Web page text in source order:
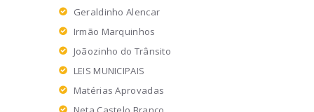
Geraldinho Alencar
Irmão Marquinhos
Joãozinho do Trânsito
LEIS MUNICIPAIS
Matérias Aprovadas